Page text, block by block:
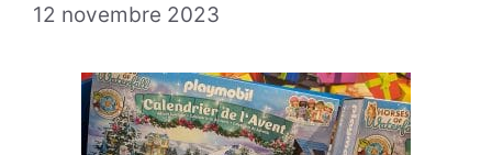
12 novembre 2023